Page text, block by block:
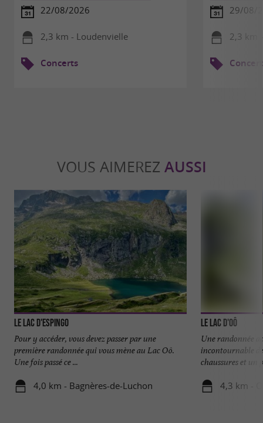
22/08/2026
2,3 km - Loudenvielle
Concerts
29/08/
2,3 km
VOUS AIMEREZ AUSSI
Le Lac d'Espingo
Pour y accéder, vous devez passer par une
première randonnée qui vous mène au Lac Oô.
Une fois passé ce ...
4,0 km - Bagnères-de-Luchon
Le Lac D'Oô
Une randonnée
incontournable
chaussures et un
4,3 km -